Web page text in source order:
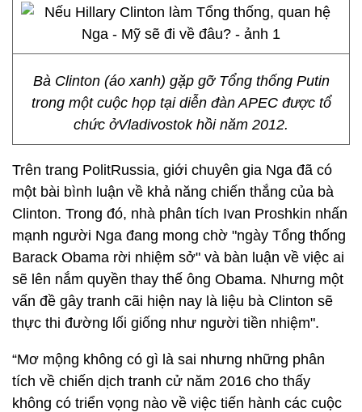
Bà Clinton (áo xanh) gặp gỡ Tổng thống Putin
trong một cuộc họp tại diễn đàn APEC được tổ
chức ởVladivostok hồi năm 2012.
Trên trang PolitRussia, giới chuyên gia Nga đã có
một bài bình luận về khả năng chiến thắng của bà
Clinton. Trong đó, nhà phân tích Ivan Proshkin nhấn
mạnh người Nga đang mong chờ "ngày Tổng thống
Barack Obama rời nhiệm sở" và bàn luận về việc ai
sẽ lên nắm quyền thay thế ông Obama. Nhưng một
vấn đề gây tranh cãi hiện nay là liệu bà Clinton sẽ
thực thi đường lối giống như người tiền nhiệm".
“Mơ mộng không có gì là sai nhưng những phân
tích về chiến dịch tranh cử năm 2016 cho thấy
không có triển vọng nào về việc tiến hành các cuộc